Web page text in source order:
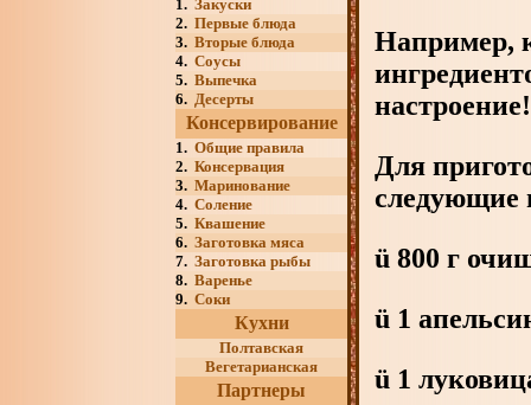
1. Закуски
2. Первые блюда
3. Вторые блюда
4. Соусы
5. Выпечка
6. Десерты
Консервирование
1. Общие правила
2. Консервация
3. Маринование
4. Соление
5. Квашение
6. Заготовка мяса
7. Заготовка рыбы
8. Варенье
9. Соки
Кухни
Полтавская
Вегетарианская
Партнеры
Например,
настроение!
Для
следующие
ü 800 г
ü 1
ü 1